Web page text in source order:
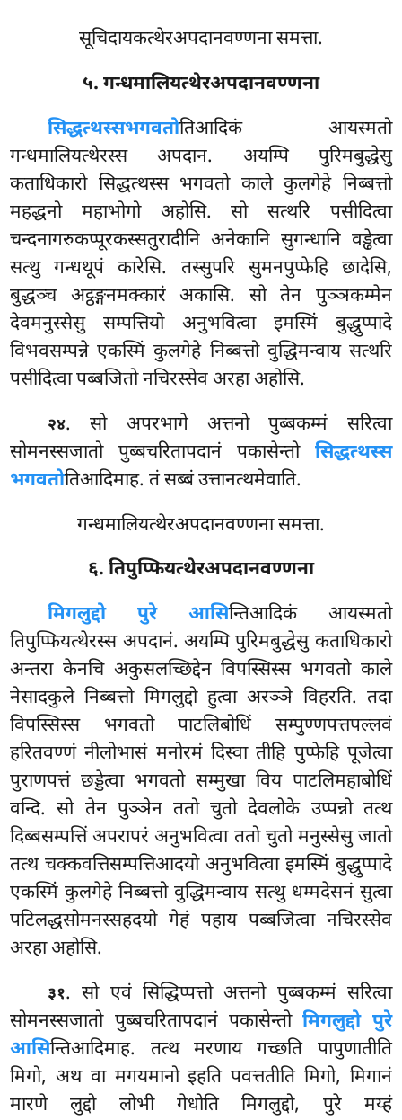
सूचिदायकत्थेरअपदानवण्णना समत्ता.
५. गन्धमालियत्थेरअपदानवण्णना
सिद्धत्थस्सभगवतोतिआदिकं आयस्मतो
गन्धमालियत्थेरस्स अपदान. अयम्पि पुरिमबुद्धेसु
कताधिकारो सिद्धत्थस्स भगवतो काले कुलगेहे निब्बत्तो
महद्धनो महाभोगो अहोसि. सो सत्थरि पसीदित्वा
चन्दनागरुकप्पूरकस्सतुरादीनि अनेकानि सुगन्धानि वड्ढेत्वा
सत्थु गन्धथूपं कारेसि. तस्सुपरि सुमनपुप्फेहि छादेसि,
बुद्धञ्च अट्ठङ्गनमक्कारं अकासि. सो तेन पुञ्ञकम्मेन
देवमनुस्सेसु सम्पत्तियो अनुभवित्वा इमस्मिं बुद्धुप्पादे
विभवसम्पन्ने एकस्मिं कुलगेहे निब्बत्तो वुद्धिमन्वाय सत्थरि
पसीदित्वा पब्बजितो नचिरस्सेव अरहा अहोसि.
२४. सो अपरभागे अत्तनो पुब्बकम्मं सरित्वा
सोमनस्सजातो पुब्बचरितापदानं पकासेन्तो सिद्धत्थस्स
भगवतोतिआदिमाह. तं सब्बं उत्तानत्थमेवाति.
गन्धमालियत्थेरअपदानवण्णना समत्ता.
६. तिपुप्फियत्थेरअपदानवण्णना
मिगलुद्दो पुरे आसिन्तिआदिकं आयस्मतो
तिपुप्फियत्थेरस्स अपदानं. अयम्पि पुरिमबुद्धेसु कताधिकारो
अन्तरा केनचि अकुसलच्छिद्देन विपस्सिस्स भगवतो काले
नेसादकुले निब्बत्तो मिगलुद्दो हुत्वा अरञ्ञे विहरति. तदा
विपस्सिस्स भगवतो पाटलिबोधिं सम्पुण्णपत्तपल्लवं
हरितवण्णं नीलोभासं मनोरमं दिस्वा तीहि पुप्फेहि पूजेत्वा
पुराणपत्तं छड्डेत्वा भगवतो सम्मुखा विय पाटलिमहाबोधिं
वन्दि. सो तेन पुञ्ञेन ततो चुतो देवलोके उप्पन्नो तत्थ
दिब्बसम्पत्तिं अपरापरं अनुभवित्वा ततो चुतो मनुस्सेसु जातो
तत्थ चक्कवत्तिसम्पत्तिआदयो अनुभवित्वा इमस्मिं बुद्धुप्पादे
एकस्मिं कुलगेहे निब्बत्तो वुद्धिमन्वाय सत्थु धम्मदेसनं सुत्वा
पटिलद्धसोमनस्सहदयो गेहं पहाय पब्बजित्वा नचिरस्सेव
अरहा अहोसि.
३१. सो एवं सिद्धिप्पत्तो अत्तनो पुब्बकम्मं सरित्वा
सोमनस्सजातो पुब्बचरितापदानं पकासेन्तोमिगलुद्दो पुरे
आसिन्तिआदिमाह. तत्थ मरणाय गच्छति पापुणातीति
मिगो, अथ वा मगयमानो इहति पवत्ततीति मिगो, मिगानं
मारणे लुद्दो लोभी गेधोति मिगलुद्दो, पुरे मय्हं